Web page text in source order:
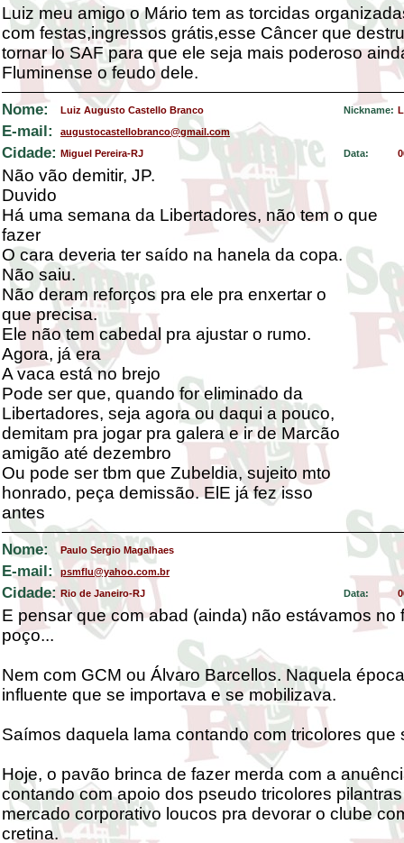
Luiz meu amigo o Mário tem as torcidas
com festas,ingressos grátis,esse Câncer que
tornar lo SAF para que ele seja mais poderoso
Fluminense o feudo dele.
Nome: Luiz Augusto Castello Branco Nickname:
E-mail: augustocastellobranco@gmail.com
Cidade: Miguel Pereira-RJ Data:
Não vão demitir, JP.
Duvido
Há uma semana da Libertadores, não tem o que
fazer
O cara deveria ter saído na hanela da copa.
Não saiu.
Não deram reforços pra ele pra enxertar o
que precisa.
Ele não tem cabedal pra ajustar o rumo.
Agora, já era
A vaca está no brejo
Pode ser que, quando for eliminado da
Libertadores, seja agora ou daqui a pouco,
demitam pra jogar pra galera e ir de Marcão
amigão até dezembro
Ou pode ser tbm que Zubeldia, sujeito mto
honrado, peça demissão. ElE já fez isso
antes
Nome: Paulo Sergio Magalhaes
E-mail: psmflu@yahoo.com.br
Cidade: Rio de Janeiro-RJ Data:
E pensar que com abad (ainda) não estávamos no
poço...
Nem com GCM ou Álvaro Barcellos. Naquela
influente que se importava e se mobilizava.
Saímos daquela lama contando com tricolores que
Hoje, o pavão brinca de fazer merda com a
contando com apoio dos pseudo tricolores
mercado corporativo loucos pra devorar o clube
cretina.